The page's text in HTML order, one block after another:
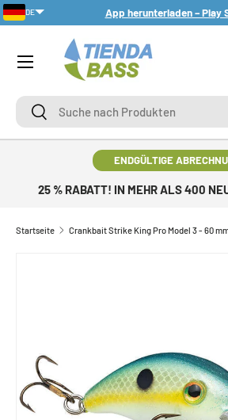
DIREKT ZUM INHALT
App herunterladen – Play
SucheSuche
ENDGÜLTIGE
25 % RABATT! IN MEHR ALS 400
Startseite Crankbait Strike King Pro Model 3 - 60
DE